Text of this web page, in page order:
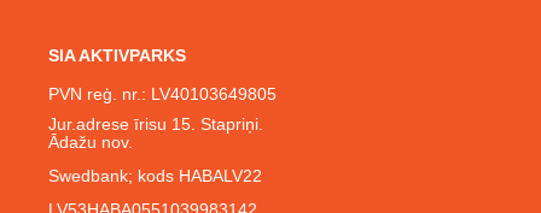
SIA AKTIVPARKS
PVN reģ. nr.: LV40103649805
Jur.adrese īrisu 15. Stapriņi.
Ādažu nov.
Swedbank; kods HABALV22